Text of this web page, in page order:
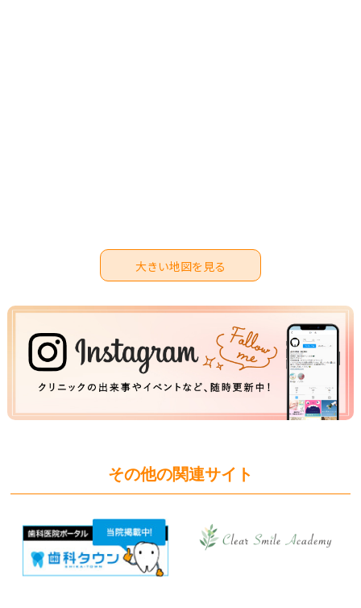
大きい地図を見る
その他の関連サイト